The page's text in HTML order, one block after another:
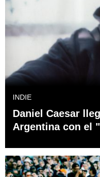
INDIE
Daniel Caesar
Argentina con el